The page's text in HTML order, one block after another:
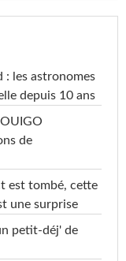
: les astronomes
depuis 10 ans
de
est tombé, cette
une surprise
petit-déj' de